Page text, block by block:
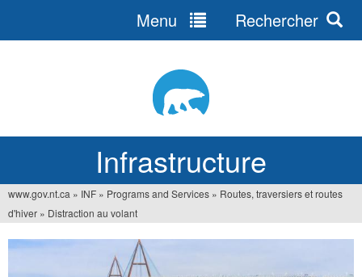
Infrastructure
Menu Rechercher
Vous
êtes
www.gov.nt.ca » INF » Programs and Services » Routes, traversiers et routes
d'hiver » Distraction au volant